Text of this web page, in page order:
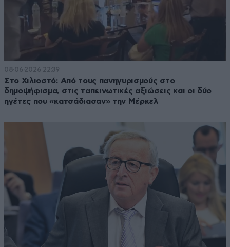
08·06·2026 22:39
Στο Χιλιοστό: Από τους πανηγυρισμούς στο
δημοψήφισμα, στις ταπεινωτικές αξιώσεις και οι δύο
ηγέτες που «κατσάδιασαν» την Μέρκελ